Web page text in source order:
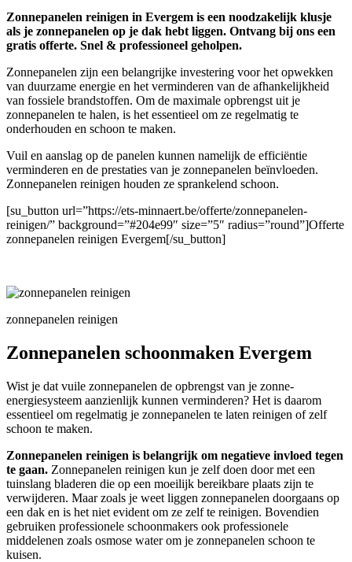
Zonnepanelen reinigen in Evergem is een noodzakelijk klusje
als je zonnepanelen op je dak hebt liggen. Ontvang bij ons een
gratis offerte. Snel & professioneel geholpen.
Zonnepanelen zijn een belangrijke investering voor het opwekken
van duurzame energie en het verminderen van de afhankelijkheid
van fossiele brandstoffen. Om de maximale opbrengst uit je
zonnepanelen te halen, is het essentieel om ze regelmatig te
onderhouden en schoon te maken.
Vuil en aanslag op de panelen kunnen namelijk de efficiëntie
verminderen en de prestaties van je zonnepanelen beïnvloeden.
Zonnepanelen reinigen houden ze sprankelend schoon.
[su_button url=”https://ets-minnaert.be/offerte/zonnepanelen-
reinigen/” background=”#204e99″ size=”5″ radius=”round”]Offerte
zonnepanelen reinigen Evergem[/su_button]
zonnepanelen reinigen
Zonnepanelen schoonmaken Evergem
Wist je dat vuile zonnepanelen de opbrengst van je zonne-
energiesysteem aanzienlijk kunnen verminderen? Het is daarom
essentieel om regelmatig je zonnepanelen te laten reinigen of zelf
schoon te maken.
Zonnepanelen reinigen is belangrijk om negatieve invloed tegen
te gaan. Zonnepanelen reinigen kun je zelf doen door met een
tuinslang bladeren die op een moeilijk bereikbare plaats zijn te
verwijderen. Maar zoals je weet liggen zonnepanelen doorgaans op
een dak en is het niet evident om ze zelf te reinigen. Bovendien
gebruiken professionele schoonmakers ook professionele
middelenen zoals osmose water om je zonnepanelen schoon te
kuisen.